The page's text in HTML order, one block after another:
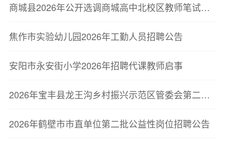
商城县2026年公开选调商城高中北校区教师笔试成绩公示
焦作市实验幼儿园2026年工勤人员招聘公告
安阳市永安街小学2026年招聘代课教师启事
2026年宝丰县龙王沟乡村振兴示范区管委会第二批行政村“一村一专员”公益性岗位拟录用人员公示
2026年鹤壁市市直单位第二批公益性岗位招聘公告